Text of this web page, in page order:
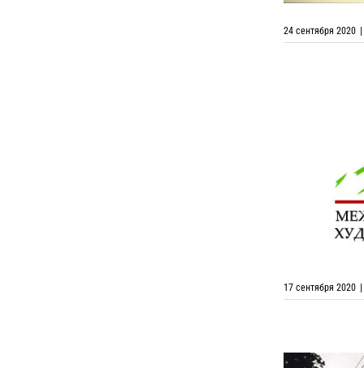
24 сентября 2020
17 сентября 2020